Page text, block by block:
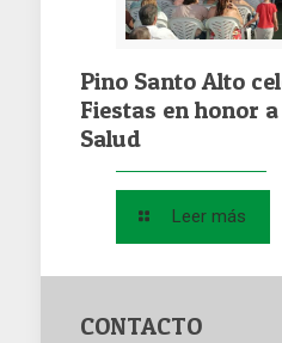
Pino Santo Alto
Fiestas en honor
Salud
Leer más
CONTACTO